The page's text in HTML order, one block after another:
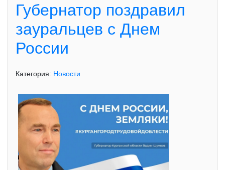
Губернатор поздравил
зауральцев с Днем
России
Категория: Новости